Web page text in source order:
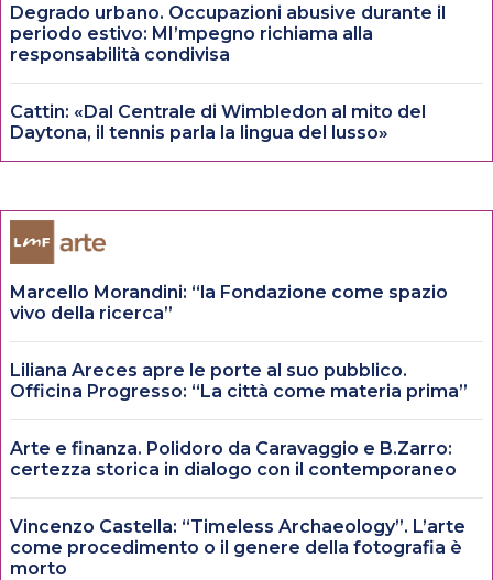
Degrado urbano. Occupazioni abusive durante il
periodo estivo: MI’mpegno richiama alla
responsabilità condivisa
Cattin: «Dal Centrale di Wimbledon al mito del
Daytona, il tennis parla la lingua del lusso»
Marcello Morandini: “la Fondazione come spazio
vivo della ricerca”
Liliana Areces apre le porte al suo pubblico.
Officina Progresso: “La città come materia prima”
Arte e finanza. Polidoro da Caravaggio e B.Zarro:
certezza storica in dialogo con il contemporaneo
Vincenzo Castella: “Timeless Archaeology”. L’arte
come procedimento o il genere della fotografia è
morto